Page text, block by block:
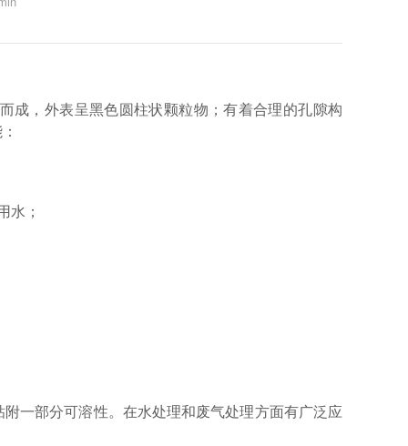
成，外表呈黑色圆柱状颗粒物；有着合理的孔隙构
水；
一部分可溶性。在水处理和废气处理方面有广泛应